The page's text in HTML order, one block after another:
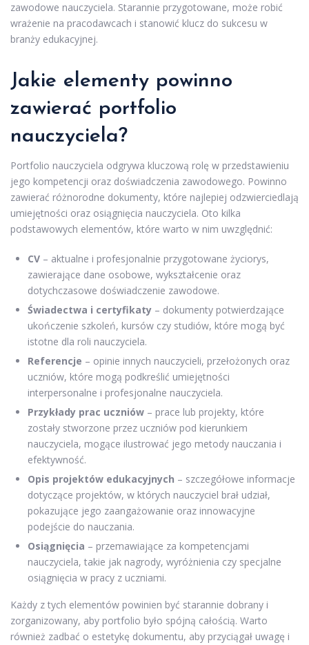
zawodowe nauczyciela. Starannie przygotowane, może robić
wrażenie na pracodawcach i stanowić klucz do sukcesu w
branży edukacyjnej.
Jakie elementy powinno
zawierać portfolio
nauczyciela?
Portfolio nauczyciela odgrywa kluczową rolę w przedstawieniu
jego kompetencji oraz doświadczenia zawodowego. Powinno
zawierać różnorodne dokumenty, które najlepiej odzwierciedlają
umiejętności oraz osiągnięcia nauczyciela. Oto kilka
podstawowych elementów, które warto w nim uwzględnić:
CV – aktualne i profesjonalnie przygotowane życiorys,
zawierające dane osobowe, wykształcenie oraz
dotychczasowe doświadczenie zawodowe.
Świadectwa i certyfikaty – dokumenty potwierdzające
ukończenie szkoleń, kursów czy studiów, które mogą być
istotne dla roli nauczyciela.
Referencje – opinie innych nauczycieli, przełożonych oraz
uczniów, które mogą podkreślić umiejętności
interpersonalne i profesjonalne nauczyciela.
Przykłady prac uczniów – prace lub projekty, które
zostały stworzone przez uczniów pod kierunkiem
nauczyciela, mogące ilustrować jego metody nauczania i
efektywność.
Opis projektów edukacyjnych – szczegółowe informacje
dotyczące projektów, w których nauczyciel brał udział,
pokazujące jego zaangażowanie oraz innowacyjne
podejście do nauczania.
Osiągnięcia – przemawiające za kompetencjami
nauczyciela, takie jak nagrody, wyróżnienia czy specjalne
osiągnięcia w pracy z uczniami.
Każdy z tych elementów powinien być starannie dobrany i
zorganizowany, aby portfolio było spójną całością. Warto
również zadbać o estetykę dokumentu, aby przyciągał uwagę i